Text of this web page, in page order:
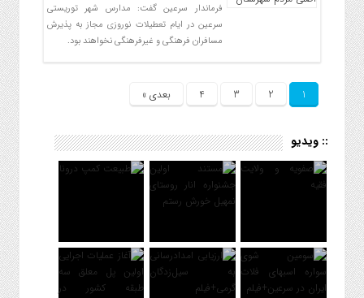
فرماندار سرعین گفت: مدارس شهر توریستی
سرعین در ایام تعطیلات نوروزی مجاز به پذیرش
مسافران فرهنگی و غیرفرهنگی نخواهند بود.
1
2
3
4 بعدی »
:: ویدیو